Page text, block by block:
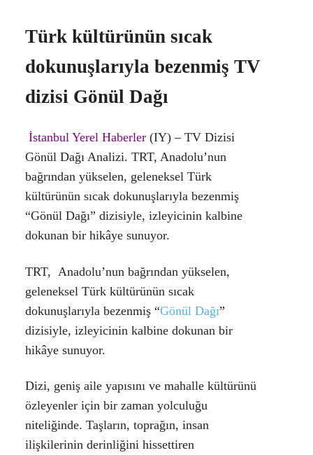
Türk kültürünün sıcak
dokunuşlarıyla bezenmiş TV
dizisi Gönül Dağı
İstanbul Yerel Haberler (IY) – TV Dizisi
Gönül Dağı Analizi. TRT, Anadolu’nun
bağrından yükselen, geleneksel Türk
kültürünün sıcak dokunuşlarıyla bezenmiş
“Gönül Dağı” dizisiyle, izleyicinin kalbine
dokunan bir hikâye sunuyor.
TRT,
Anadolu’nun bağrından yükselen,
geleneksel Türk kültürünün sıcak
dokunuşlarıyla bezenmiş “Gönül Dağı”
dizisiyle, izleyicinin kalbine dokunan bir
hikâye sunuyor.
Dizi, geniş aile yapısını ve mahalle kültürünü
özleyenler için bir zaman yolculuğu
niteliğinde. Taşların, toprağın, insan
ilişkilerinin derinliğini hissettiren